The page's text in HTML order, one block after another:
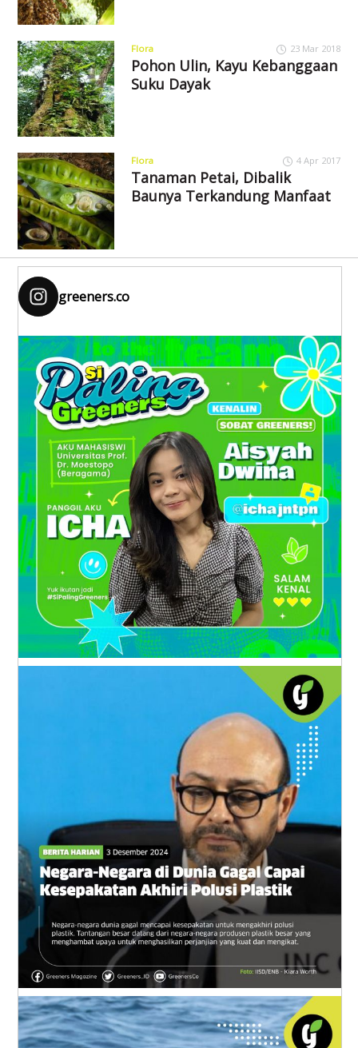
Flora 23 Mar 2018
Pohon Ulin, Kayu Kebanggaan
Suku Dayak
Flora 4 Apr 2017
Tanaman Petai, Dibalik
Baunya Terkandung Manfaat
greeners.co